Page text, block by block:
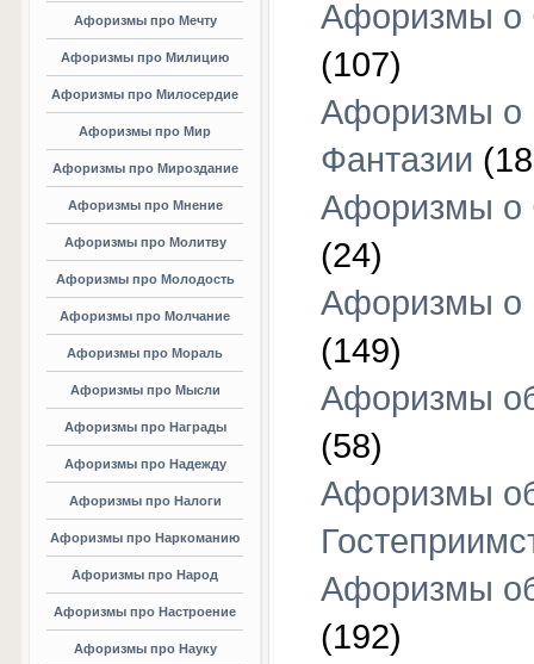
Афоризмы про Мечту
Афоризмы про Милицию
Афоризмы про Милосердие
Афоризмы про Мир
Афоризмы про Мироздание
Афоризмы про Мнение
Афоризмы про Молитву
Афоризмы про Молодость
Афоризмы про Молчание
Афоризмы про Мораль
Афоризмы про Мысли
Афоризмы про Награды
Афоризмы про Надежду
Афоризмы про Налоги
Афоризмы про Наркоманию
Афоризмы про Народ
Афоризмы про Настроение
Афоризмы про Науку
Афоризмы о
(107)
Афоризмы о
Фантазии
Афоризмы о
(24)
Афоризмы о
(149)
Афоризмы
(58)
Афоризмы
Афоризмы
(192)